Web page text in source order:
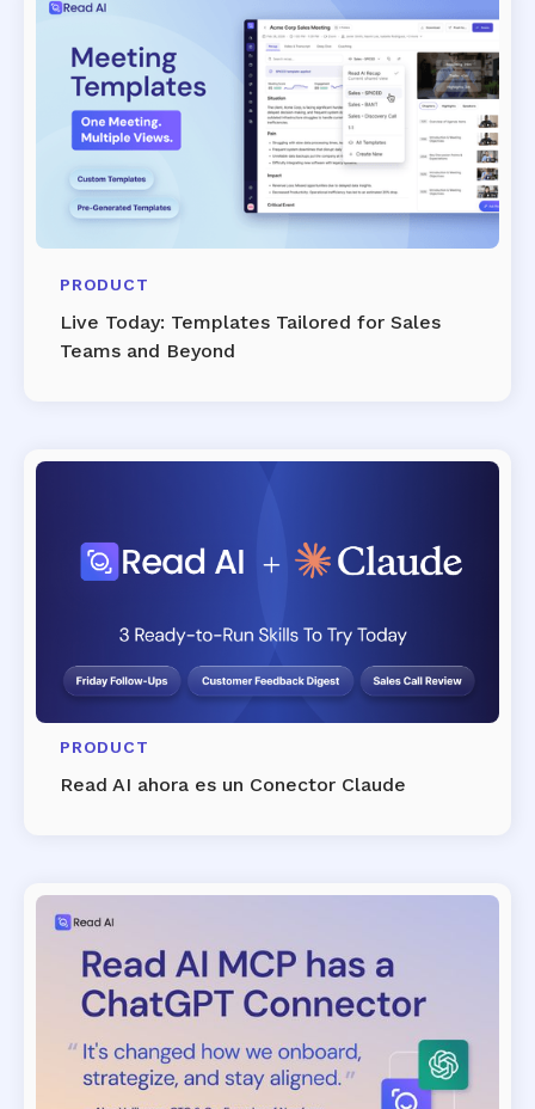
PRODUCT
Live Today: Templates Tailored for Sales
Teams and Beyond
PRODUCT
Read AI ahora es un Conector Claude